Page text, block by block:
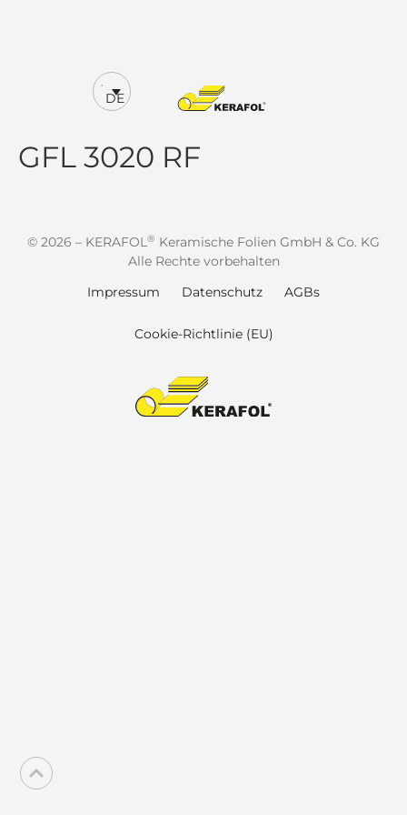
DE
GFL 3020 RF
© 2026 – KERAFOL® Keramische Folien GmbH & Co. KG
Alle Rechte vorbehalten
Impressum
Datenschutz AGBs
Cookie-Richtlinie (EU)